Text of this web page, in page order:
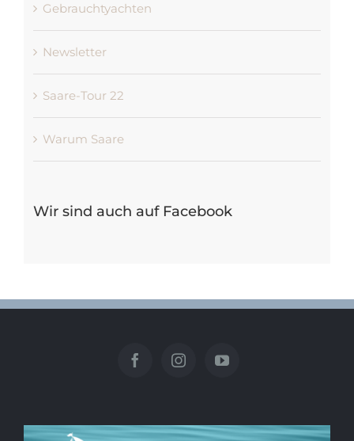
Gebrauchtyachten
Newsletter
Saare-Tour 22
Warum Saare
Wir sind auch auf Facebook